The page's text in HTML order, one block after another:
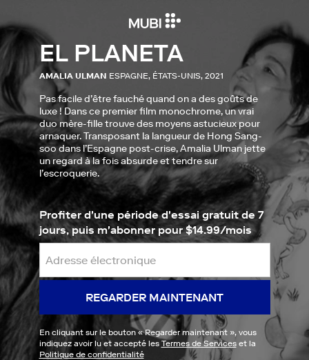
EL PLANETA
AMALIA ULMAN ESPAGNE, ÉTATS-UNIS, 2021
Pas facile d’être fauché quand on a des goûts de
luxe ! Dans ce premier film monochrome, un vrai
duo mère-fille trouve des moyens astucieux pour
arnaquer. Transposant la langueur de Hong Sang-
soo dans l’Espagne post-crise, Amalia Ulman jette
un regard à la fois absurde et tendre sur
l’escroquerie.
Profiter d'une période d'essai gratuit de 7
jours, puis m'abonner pour $14.99/mois
REGARDER MAINTENANT
En cliquant sur le bouton «Regarder maintenant», vous
indiquez avoir lu et accepté les Termes de Serviceset la
Politique de confidentialité